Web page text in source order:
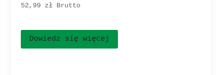
52,99 zł Brutto
Dowiedz się więcej